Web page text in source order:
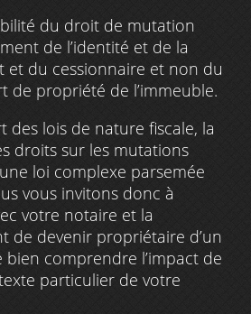
du droit de mutation
de l’identité et de la
et du cessionnaire et non du
de propriété de l’immeuble.
des lois de nature fiscale, la
droits sur les mutations
loi complexe parsemée
vous invitons donc à
votre notaire et la
de devenir propriétaire d’un
comprendre l’impact de
particulier de votre